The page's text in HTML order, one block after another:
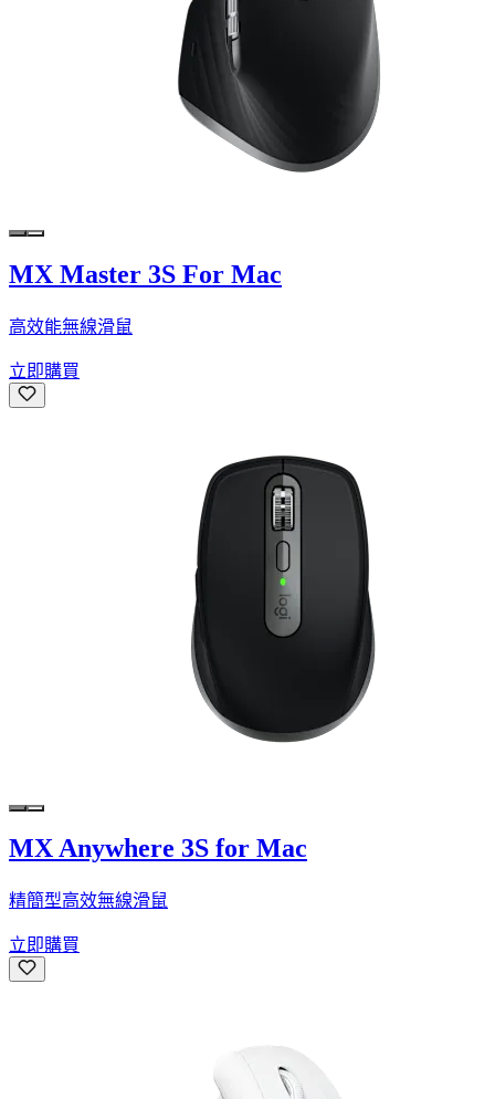
MX Master 3S For Mac
高效能無線滑鼠
立即購買
MX Anywhere 3S for Mac
精簡型高效無線滑鼠
立即購買